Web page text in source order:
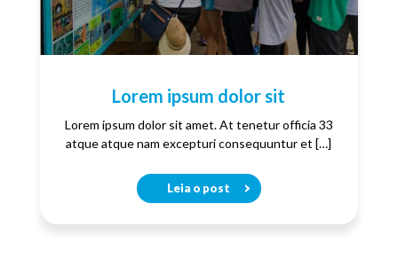
Lorem ipsum dolor sit
Lorem ipsum dolor sit amet. At tenetur officia 33
atque atque nam excepturi consequuntur et […]
Leia o post